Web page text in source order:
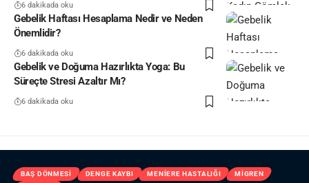
6 dakikada oku
Gebelik Haftası Hesaplama Nedir ve Neden
Önemlidir?
6 dakikada oku
Gebelik ve Doğuma Hazırlıkta Yoga: Bu
Süreçte Stresi Azaltır Mı?
6 dakikada oku
BAŞ DÖNMESI DENGE KAYBI MENIERE HASTALIĞI
MIGREN